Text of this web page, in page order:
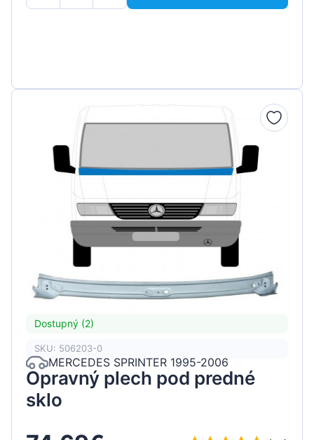
Dostupný (2)
SKU: 506203-0
MERCEDES SPRINTER 1995-2006
Opravný plech pod predné
sklo